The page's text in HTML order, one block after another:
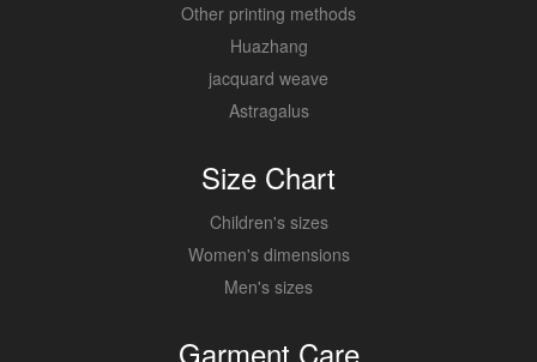
Other printing methods
Huazhang
jacquard weave
Astragalus
Size Chart
Children's sizes
Women's dimensions
Men's sizes
Garment Care